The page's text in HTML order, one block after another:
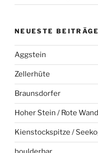
NEUESTE BEITRÄGE
Aggstein
Zellerhüte
Braunsdorfer
Hoher Stein / Rote
Kienstockspitze /